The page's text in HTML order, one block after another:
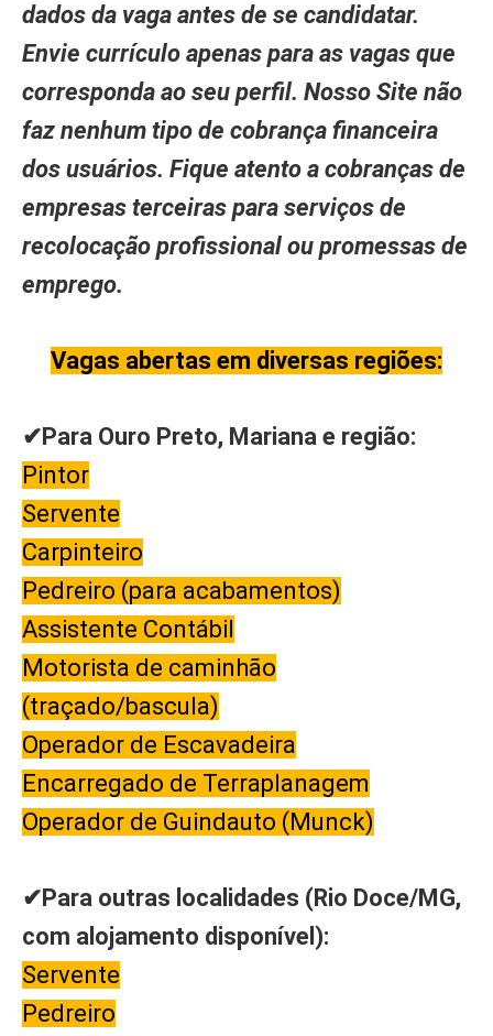
dados da vaga antes de se candidatar.
Envie currículo apenas para as vagas que
corresponda ao seu perfil. Nosso Site não
faz nenhum tipo de cobrança financeira
dos usuários. Fique atento a cobranças de
empresas terceiras para serviços de
recolocação profissional ou promessas de
emprego.
Vagas abertas em diversas regiões:
✔Para Ouro Preto, Mariana e região:
Pintor
Servente
Carpinteiro
Pedreiro (para acabamentos)
Assistente Contábil
Motorista de caminhão
(traçado/bascula)
Operador de Escavadeira
Encarregado de Terraplanagem
Operador de Guindauto (Munck)
✔Para outras localidades (Rio Doce/MG,
com alojamento disponível):
Servente
Pedreiro